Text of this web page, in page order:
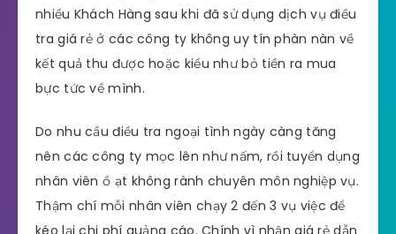
nhiều Khách Hàng sau khi đã sử dụng dịch vụ điều
tra giá rẻ ở các công ty không uy tín phàn nàn về
kết quả thu được hoặc kiểu như bỏ tiền ra mua
bực tức về mình.
Do nhu cầu điều tra ngoại tình ngày càng tăng
nên các công ty mọc lên như nấm, rồi tuyển dụng
nhân viên ồ ạt không rành chuyên môn nghiệp vụ.
Thậm chí mỗi nhân viên chạy 2 đến 3 vụ việc để